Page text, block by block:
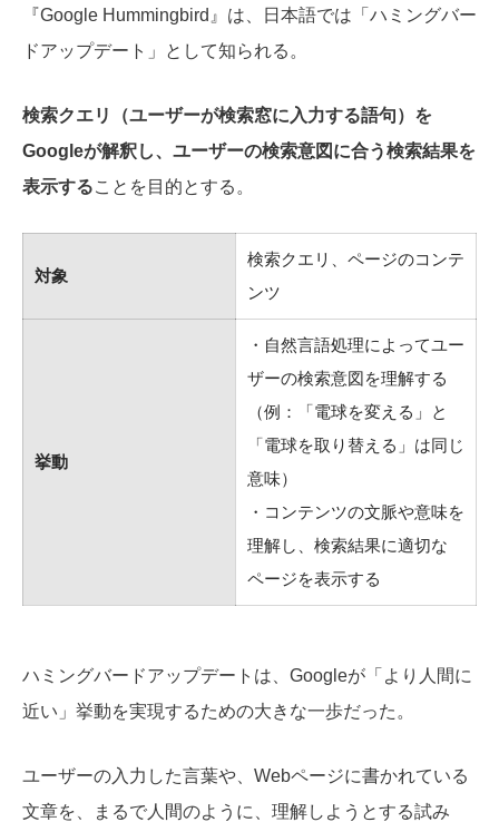
『Google Hummingbird』は、日本語では「ハミングバー
ドアップデート」として知られる。
検索クエリ（ユーザーが検索窓に入力する語句）を
Googleが解釈し、ユーザーの検索意図に合う検索結果を
表示することを目的とする。
対象
検索クエリ、ページのコンテ
ンツ
挙動
・自然言語処理によってユー
ザーの検索意図を理解する
（例：「電球を変える」と
「電球を取り替える」は同じ
意味）
・コンテンツの文脈や意味を
理解し、検索結果に適切な
ページを表示する
ハミングバードアップデートは、Googleが「より人間に
近い」挙動を実現するための大きな一歩だった。
ユーザーの入力した言葉や、Webページに書かれている
文章を、まるで人間のように、理解しようとする試み